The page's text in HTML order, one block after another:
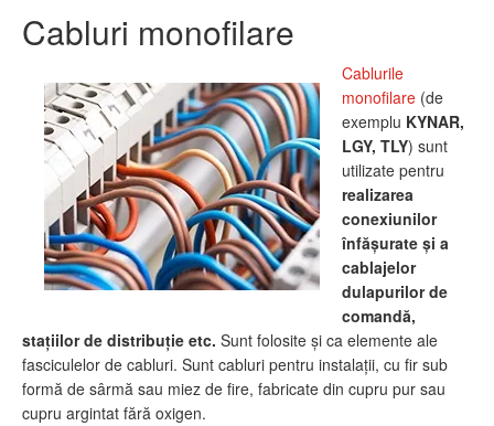
Cabluri monofilare
Cablurile
monofilare (de
exemplu KYNAR,
LGY, TLY) sunt
utilizate pentru
realizarea
conexiunilor
înfăşurate şi a
cablajelor
dulapurilor de
comandă,
staţiilor de distribuţie etc. Sunt folosite şi ca elemente ale
fasciculelor de cabluri. Sunt cabluri pentru instalaţii, cu fir sub
formă de sârmă sau miez de fire, fabricate din cupru pur sau
cupru argintat fără oxigen.